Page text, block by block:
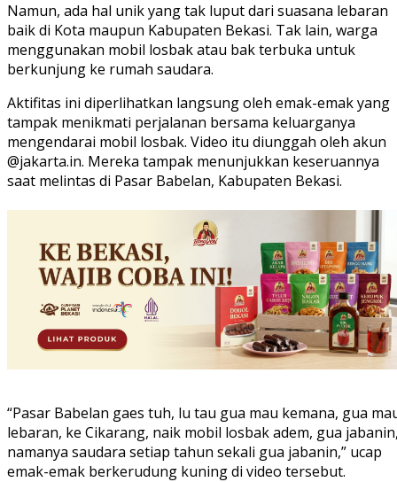
Namun, ada hal unik yang tak luput dari suasana lebaran
baik di Kota maupun Kabupaten Bekasi. Tak lain, warga
menggunakan mobil losbak atau bak terbuka untuk
berkunjung ke rumah saudara.
Aktifitas ini diperlihatkan langsung oleh emak-emak yang
tampak menikmati perjalanan bersama keluarganya
mengendarai mobil losbak. Video itu diunggah oleh akun
@jakarta.in. Mereka tampak menunjukkan keseruannya
saat melintas di Pasar Babelan, Kabupaten Bekasi.
“Pasar Babelan gaes tuh, lu tau gua mau kemana, gua
lebaran, ke Cikarang, naik mobil losbak adem, gua
namanya saudara setiap tahun sekali gua jabanin,” ucap
emak-emak berkerudung kuning di video tersebut.